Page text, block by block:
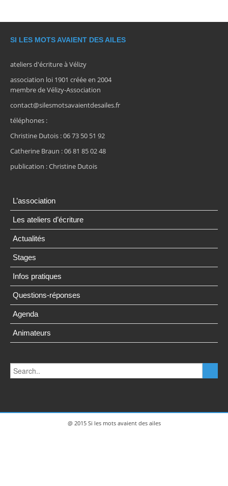
SI LES MOTS AVAIENT DES AILES
ateliers d'écriture à Vélizy
association loi 1901 créée en 2004
membre de Vélizy-Association
contact@silesmotsavaientdesailes.fr
téléphones :
Christine Dutois : 06 73 50 51 92
Catherine Braun : 06 81 85 02 48
publication : Christine Dutois
L’association
Les ateliers d’écriture
Actualités
Stages
Infos pratiques
Questions-réponses
Agenda
Animateurs
@ 2015 Si les mots avaient des ailes